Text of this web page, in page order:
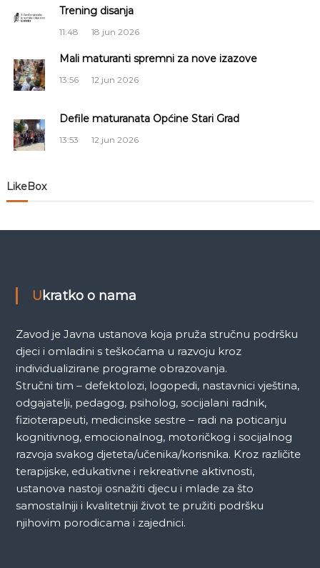
č
a
a
k
Trening disanja
11:48 18 jun 2026
Mali maturanti spremni za nove izazove
13:56 12 jun 2026
Defile maturanata Općine Stari Grad
13:53 12 jun 2026
LikeBox
Ukratko o nama
Zavod je Javna ustanova koja pruža stručnu podršku
djeci i omladini s teškoćama u razvoju kroz
individualizirane programe obrazovanja.
Stručni tim – defektolozi, logopedi, nastavnici vještina,
odgajatelji, pedagog, psiholog, socijalani radnik,
fizioterapeuti, medicinske sestre – radi na poticanju
kognitivnog, emocionalnog, motoričkog i socijalnog
razvoja svakog djeteta/učenika/korisnika. Kroz različite
terapijske, edukativne i rekreativne aktivnosti,
ustanova nastoji osnažiti djecu i mlade za što
samostalniji i kvalitetniji život te pružiti podršku
njihovim porodicama i zajednici.